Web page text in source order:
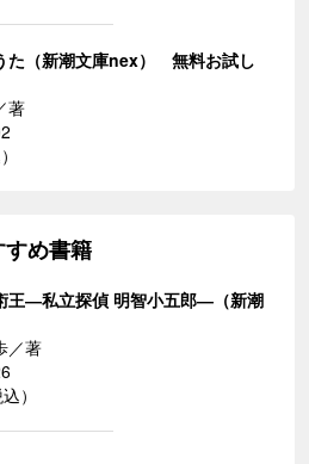
た（新潮文庫nex） 無料お試し
著
め書籍
王―私立探偵 明智小五郎―（新潮
／著
）